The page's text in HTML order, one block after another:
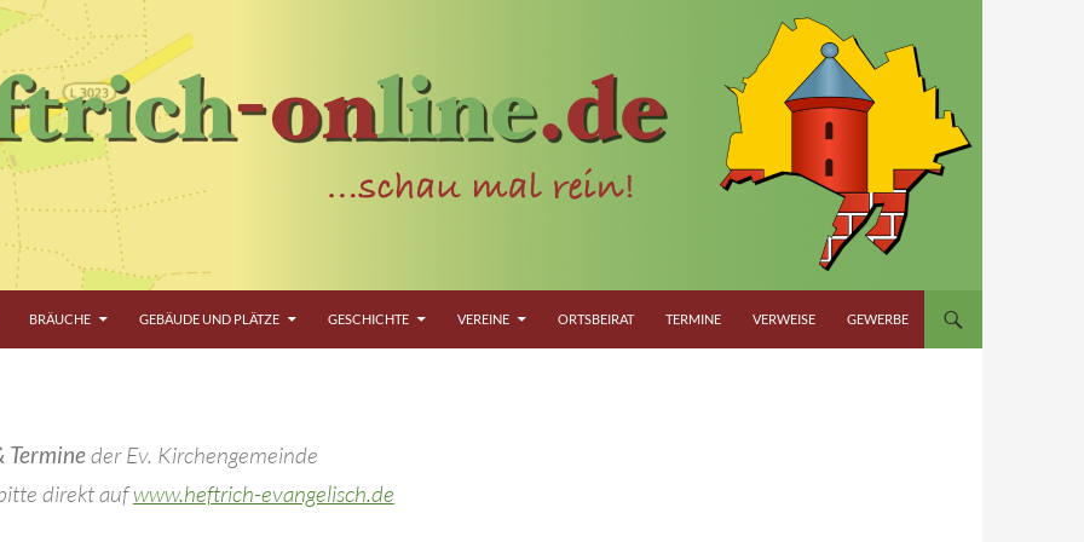
BRÄUCHE GEBÄUDE UND PLÄTZE GESCHICHTE VEREINE ORTSBEIRAT TERMINE VERWEISE GEWERBE
Termineder Ev. Kirchengemeinde
direkt aufwww.heftrich-evangelisch.de